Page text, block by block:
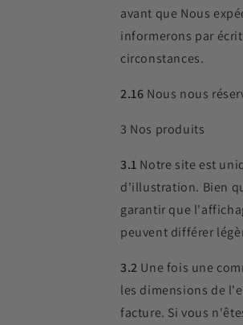
avant que Nous
informerons par
circonstances.
2.16 Nous nous
3 Nos produits
3.1 Notre site est
d'illustration. Bien
garantir que
peuvent différer
3.2 Une fois une
les dimensions de
facture. Si vous